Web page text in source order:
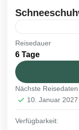
Bergabenteuer
1 Person
Reisedauer
6 Tage
Nächste Reisedaten
10. Januar 2027
Verfügbarkeit: